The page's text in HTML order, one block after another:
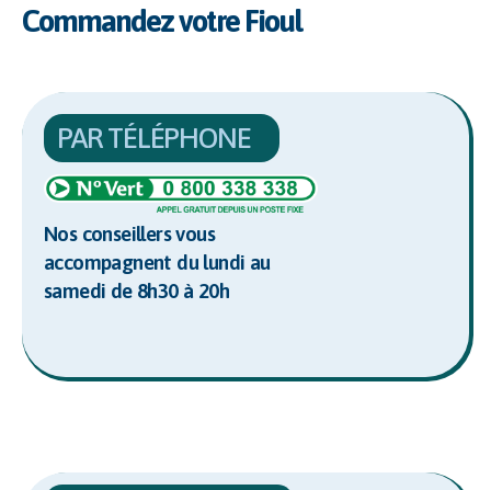
Commandez votre Fioul
PAR TÉLÉPHONE
Nos conseillers vous
accompagnent du lundi au
samedi de 8h30 à 20h